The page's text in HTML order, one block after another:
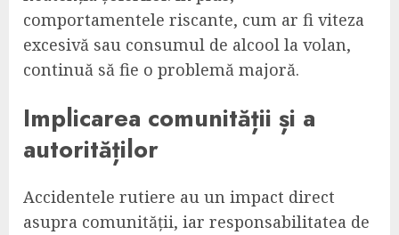
comportamentele riscante, cum ar fi viteza
excesivă sau consumul de alcool la volan,
continuă să fie o problemă majoră.
Implicarea comunității și a
autorităților
Accidentele rutiere au un impact direct
asupra comunității, iar responsabilitatea de